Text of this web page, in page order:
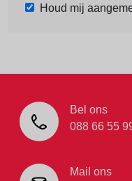
Houd mij
Bel ons
088 66 55
Mail ons